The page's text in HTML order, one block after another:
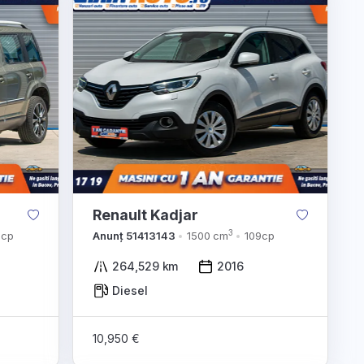
Renault Kadjar
Anunț 51413143 1500 cm3 109cp
264,529 km
2016
Diesel
10,950 €